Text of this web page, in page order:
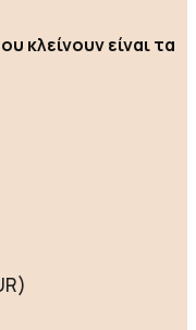
κλείνουν είναι τα